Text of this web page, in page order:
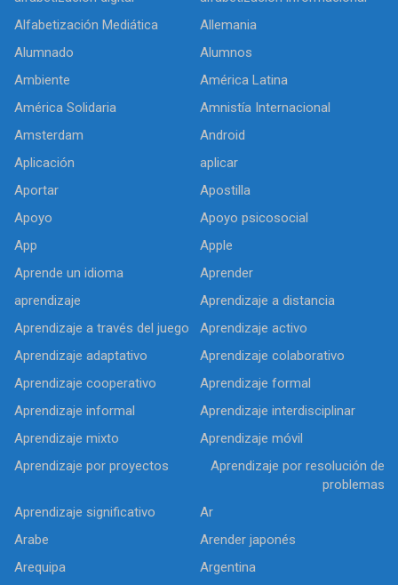
Alfabetización Mediática
Allemania
Alumnado
Alumnos
Ambiente
América Latina
América Solidaria
Amnistía Internacional
Amsterdam
Android
Aplicación
aplicar
Aportar
Apostilla
Apoyo
Apoyo psicosocial
App
Apple
Aprende un idioma
Aprender
aprendizaje
Aprendizaje a distancia
Aprendizaje a través del juego
Aprendizaje activo
Aprendizaje adaptativo
Aprendizaje colaborativo
Aprendizaje cooperativo
Aprendizaje formal
Aprendizaje informal
Aprendizaje interdisciplinar
Aprendizaje mixto
Aprendizaje móvil
Aprendizaje por proyectos
Aprendizaje por resolución de
problemas
Aprendizaje significativo
Ar
Arabe
Arender japonés
Arequipa
Argentina